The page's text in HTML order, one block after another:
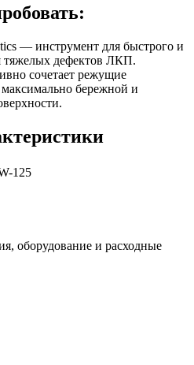
— инструмент для быстрого и
тяжелых дефектов ЛКП.
сочетает режущие
максимально бережной и
125
оборудование и расходные